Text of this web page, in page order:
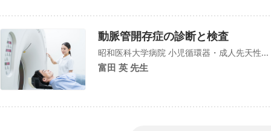
動脈管開存症の診断と検査
昭和医科大学病院 小児循環器・成人先天性...
富田 英 先生